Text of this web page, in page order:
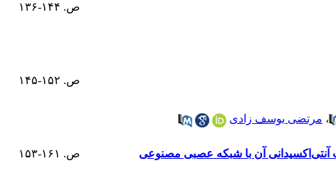
ص. ۱۴۴-۱۳۶
ص. ۱۵۲-۱۴۵
، مرتضی یوسف زادی
ص. ۱۶۱-۱۵۳